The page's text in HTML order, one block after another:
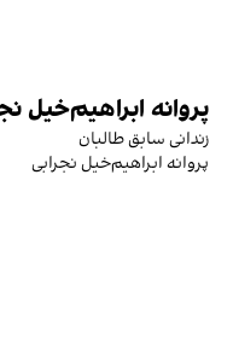
پروانه ابراهیم‌خیل
زندانی سابق طالبان
پروانه ابراهیم‌خیل نجرابی